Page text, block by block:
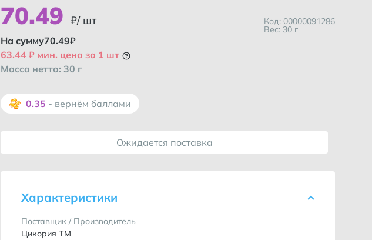
70.49 ₽/ шт Код: 00000091286
Вес: 30 г
На сумму70.49₽
63.44 ₽ мин. цена за 1 шт
Масса нетто: 30 г
0.35 - вернём баллами
Ожидается поставка
Характеристики
Поставщик / Производитель
Цикория ТМ